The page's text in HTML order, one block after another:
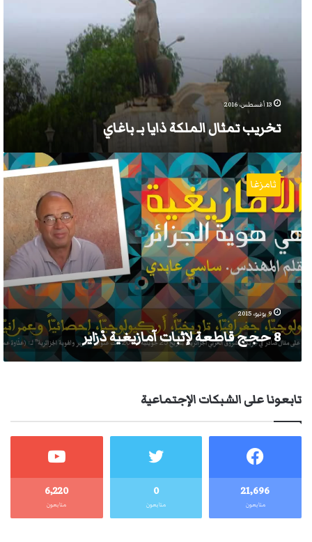
13 أغسطس، 2016
تخريب تمثال الملكة ذايا بـ باغاي
8
حجج
قاطعة
لإثبات
آمازيغية
دْزاير
ثامزغا
9 يونيو، 2015
8 حجج قاطعة لإثبات آمازيغية دْزاير
تابعونا على الشبكات الإجتماعية
21٬696
متابعون
0
متابعون
6٬220
متابعون